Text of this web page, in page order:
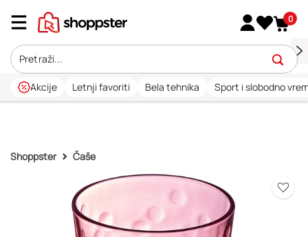
0
Akcije Letnji favoriti Bela tehnika Sport i slobodno
Shoppster Čaše